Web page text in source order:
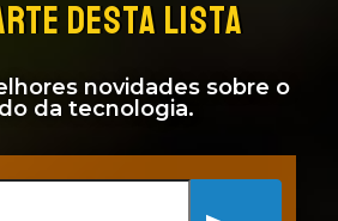
DESTA LISTA
novidades sobre o
da tecnologia.